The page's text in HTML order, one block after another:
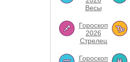
Весы
Гороскоп
2026
Стрелец
Гороскоп